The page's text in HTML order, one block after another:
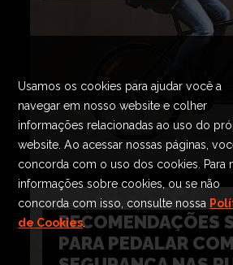
RECOMENDAÇÕES
PARA PEDALAR
Usamos os cookies para ajudar você a
navegar em nosso website e colher
informações relacionadas ao uso do
website. Ao acessar nossas páginas,
concorda com o uso dos cookies. Para
informações sobre cookies, ou se não
concorda com isso, consulte nossa
de Cookies.